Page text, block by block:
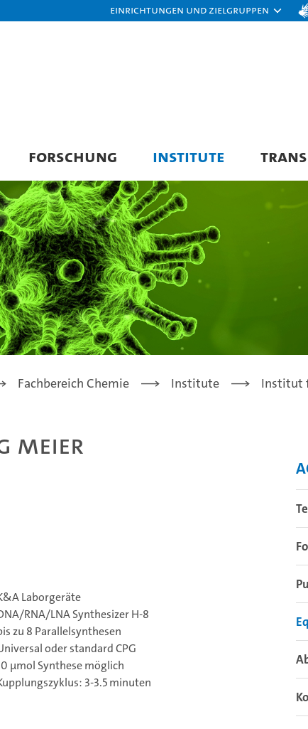
Einrichtungen und Zielgruppen
FORSCHUNG INSTITUTE
Fachbereich Chemie Institute Institut
Meier
Laborgeräte
RNA/LNA Synthesizer H-8
zu 8 Parallelsynthesen
oder standard CPG
µmol Synthese möglich
3-3.5 minuten